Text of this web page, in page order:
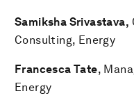
Samiksha Srivastava,
Consulting, Energy
Francesca Tate,
Energy